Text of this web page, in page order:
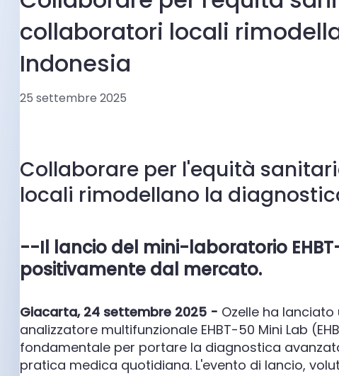
collaboratori locali
Indonesia
25 settembre 2025
Collaborare per l'equità
locali rimodellano la
--Il lancio del mini-laboratorio
positivamente dal mercato.
Giacarta, 24 settembre 2025 - Ozelle ha
analizzatore multifunzionale EHBT-50 Mini Lab
fondamentale per portare la diagnostica
pratica medica quotidiana. L'evento di lancio,